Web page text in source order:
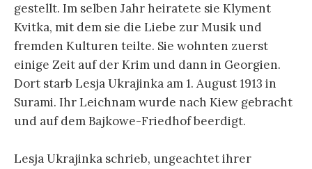
gestellt. Im selben Jahr heiratete sie Klyment
Kvitka, mit dem sie die Liebe zur Musik und
fremden Kulturen teilte. Sie wohnten zuerst
einige Zeit auf der Krim und dann in Georgien.
Dort starb Lesja Ukrajinka am 1. August 1913 in
Surami. Ihr Leichnam wurde nach Kiew gebracht
und auf dem Bajkowe-Friedhof beerdigt.
Lesja Ukrajinka schrieb, ungeachtet ihrer